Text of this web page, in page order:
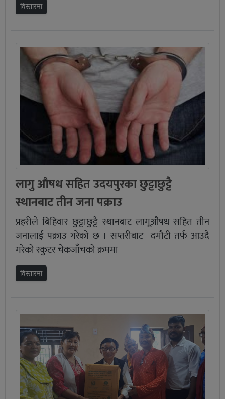
विस्तारमा
लागु औषध सहित उदयपुरका छुट्टाछुट्टै
स्थानबाट तीन जना पक्राउ
प्रहरीले बिहिवार छुट्टाछुट्टै स्थानबाट लागूऔषध सहित तीन
जनालाई पक्राउ गरेको छ । सप्तरीबाट दमौटी तर्फ आउदै
गरेको स्कुटर चेकजाँचको क्रममा
विस्तारमा